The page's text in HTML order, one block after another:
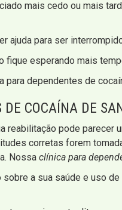
mais cedo ou mais
ajuda para ser
fique esperando mais
para dependentes de
COCAÍNA DE
reabilitação pode
corretas forem
Nossa clínica para
a sua saúde e uso